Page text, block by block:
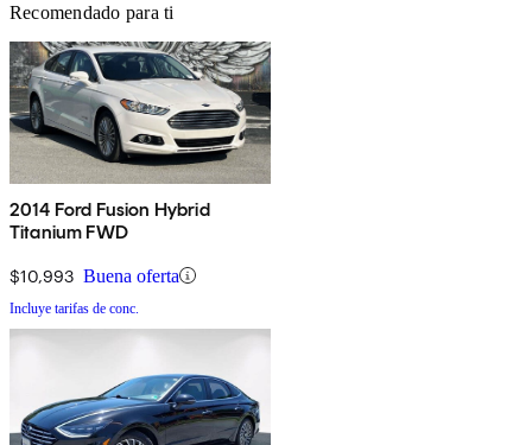
Recomendado para ti
2014 Ford Fusion Hybrid
Titanium FWD
$10,993 Buena oferta
Incluye tarifas de conc.